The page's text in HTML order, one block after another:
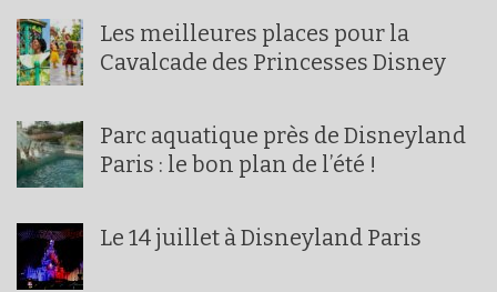
Les meilleures places pour la
Cavalcade des Princesses Disney
Parc aquatique près de Disneyland
Paris : le bon plan de l’été !
Le 14 juillet à Disneyland Paris